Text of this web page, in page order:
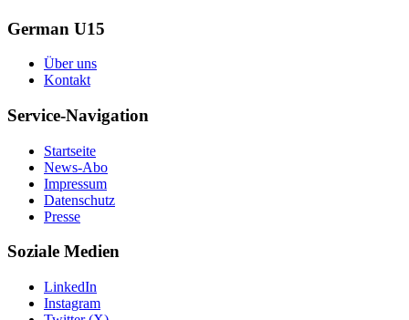
German U15
Über uns
Kontakt
Service-Navigation
Startseite
News-Abo
Impressum
Datenschutz
Presse
Soziale Medien
LinkedIn
Instagram